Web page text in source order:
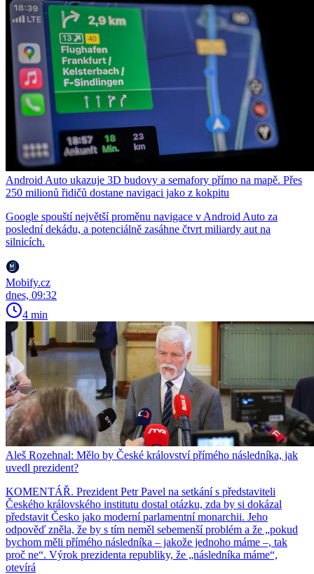
Android Auto ukazuje 3D budovy a semafory přímo na mapě. Přes
250 milionů řidičů dostane navigaci jako z kokpitu
Google spouští největší proměnu navigace v Android Auto za
poslední dekádu, a potenciálně zasáhne čtvrt miliardy aut na
silnicích.
Mobify.cz
dnes, 09:32
4 min
Aleš Rozehnal: Mělo by České království přímého následníka, jak
uvedl prezident?
KOMENTÁŘ. Prezident Petr Pavel na setkání s představiteli
Českého královského institutu dostal otázku, zda by si dokázal
představit Česko jako moderní parlamentní monarchii. Jeho
odpověď zněla, že by s tím neměl sebemenší problém a že „pokud
bychom měli přímého následníka – jakože jednoho máme –, tak
proč ne“. Výrok prezidenta republiky, že „následníka máme“,
otevírá